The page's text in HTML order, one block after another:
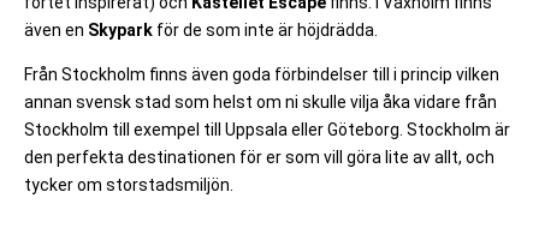
även en Skypark för de som inte är höjdrädda.
Från Stockholm finns även goda förbindelser till i princip vilken
annan svensk stad som helst om ni skulle vilja åka vidare från
Stockholm till exempel till Uppsala eller Göteborg. Stockholm är
den perfekta destinationen för er som vill göra lite av allt, och
tycker om storstadsmiljön.